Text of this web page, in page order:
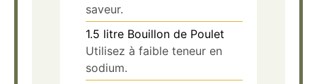
saveur.
1.5 litre Bouillon de Poulet
Utilisez à faible teneur en
sodium.